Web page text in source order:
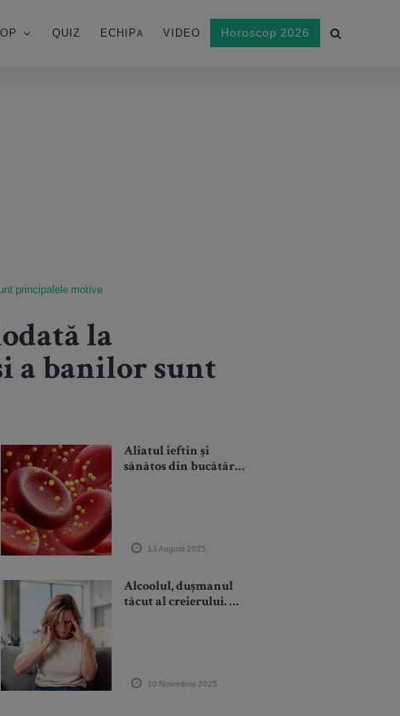
QUIZ ECHIPA VIDEO Horoscop 2026
principalele motive
la
a banilor sunt
Aliatul ieftin și
sănătos din bucătăria
13 August 2025
Alcoolul, dușmanul
tăcut al creierului. Un
10 Noiembrie 2025